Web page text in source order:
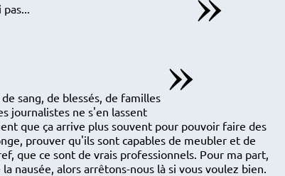
sang, de blessés, de familles
journalistes ne s'en lassent
que ça arrive plus souvent pour pouvoir faire des
prouver qu'ils sont capables de meubler et de
que ce sont de vrais professionnels. Pour ma part,
nausée, alors arrêtons-nous là si vous voulez bien.